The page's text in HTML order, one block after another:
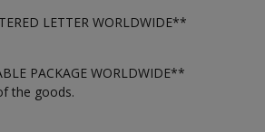
LETTER WORLDWIDE**
PACKAGE WORLDWIDE**
the goods.